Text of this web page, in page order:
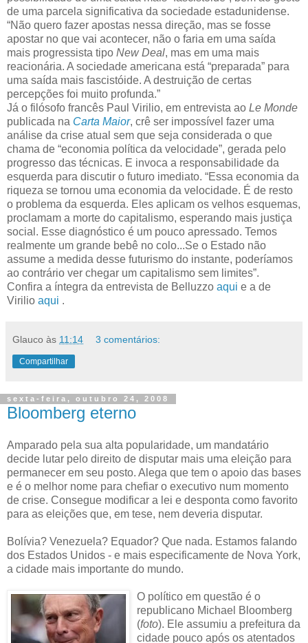
de uma parcela significativa da sociedade estadunidense.
“Não quero fazer apostas nessa direção, mas se fosse
apostar no que vai acontecer, não o faria em uma saída
mais progressista tipo New Deal, mas em uma mais
reacionária. A sociedade americana está “preparada” para
uma saída mais fascistóide. A destruição de certas
percepções foi muito profunda.”
Já o filósofo francês Paul Virilio, em entrevista ao Le Monde
publicada na Carta Maior, crê ser impossível fazer uma
análise da crise atual sem que seja considerada o que
chama de “economia política da velocidade”, gerada pelo
progresso das técnicas. E invoca a responsabilidade da
esquerda para discutir o futuro imediato. “Essa economia da
riqueza se tornou uma economia da velocidade. É de resto
o problema da esquerda. Eles aplicam os velhos esquemas,
proclamam a morte do capitalismo, esperando mais justiça
social. Esse diagnóstico é um pouco apressado. Temos
realmente um grande bebê no colo...Se o Estado não
assume a medida desse futurismo do instante, poderíamos
ao contrário ver chegar um capitalismo sem limites”.
Confira a íntegra da entrevista de Belluzzo aqui e a de
Virilio aqui .
Glauco às 11:14 3 comentários:
Compartilhar
sexta-feira, outubro 24, 2008
Bloomberg eterno
Amparado pela sua alta popularidade, um mandatário
decide lutar pelo direito de disputar mais uma eleição para
permanecer em seu posto. Alega que tem o apoio das bases
e é o melhor nome para chefiar o executivo num momento
de crise. Consegue modificar a lei e desponta como favorito
para as eleições que, em tese, nem deveria disputar.
Bolívia? Venezuela? Equador? Que nada. Estamos falando
dos Estados Unidos - e mais especificamente de Nova York,
a cidade mais importante do mundo.
O político em questão é o
republicano Michael Bloomberg
(foto). Ele assumiu a prefeitura da
cidade pouco após os atentados